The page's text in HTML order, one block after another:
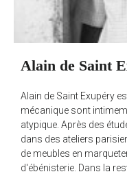
Alain de Saint
Alain de Saint Exupéry
mécanique sont
atypique. Après des
dans des ateliers
de meubles en
d'ébénisterie. Dans la